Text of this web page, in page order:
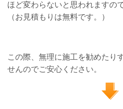
ほど変わらないと思われますの
（お見積もりは無料です。）
この際、無理に施工を勧めたり
せんのでご安心ください。